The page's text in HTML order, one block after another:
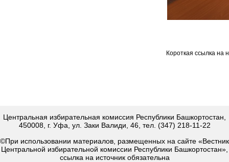
Короткая ссылка на
Центральная избирательная комиссия Республики Башкортостан,
450008, г. Уфа, ул. Заки Валиди, 46, тел. (347) 218-11-22
©При использовании материалов, размещенных на сайте «Вестник
Центральной избирательной комиссии Республики Башкортостан»,
ссылка на источник обязательна